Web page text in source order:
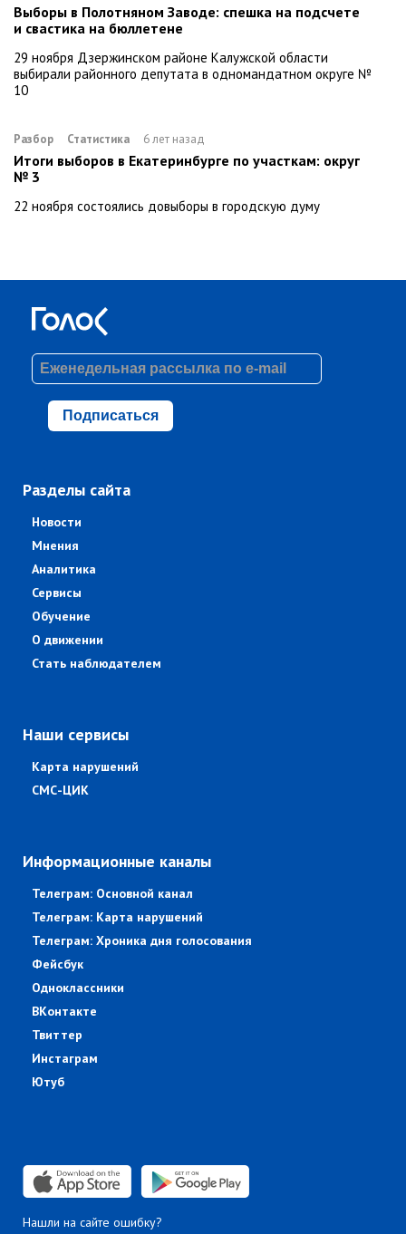
Выборы в Полотняном Заводе: спешка на подсчете
и свастика на бюллетене
29 ноября Дзержинском районе Калужской области
выбирали районного депутата в одномандатном округе №
10
Разбор Статистика 6 лет назад
Итоги выборов в Екатеринбурге по участкам: округ
№ 3
22 ноября состоялись довыборы в городскую думу
Подписаться
Разделы сайта
Новости
Мнения
Аналитика
Сервисы
Обучение
О движении
Стать наблюдателем
Наши сервисы
Карта нарушений
СМС-ЦИК
Информационные каналы
Телеграм: Основной канал
Телеграм: Карта нарушений
Телеграм: Хроника дня голосования
Фейсбук
Одноклассники
ВКонтакте
Твиттер
Инстаграм
Ютуб
Нашли на сайте ошибку?